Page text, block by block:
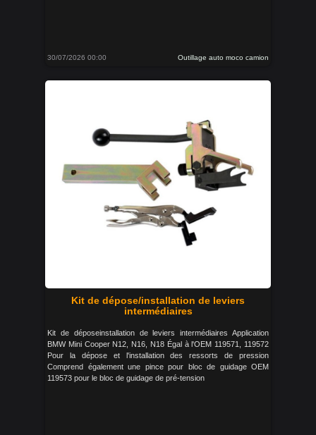
30/07/2026 00:00 Outillage auto moco camion
Kit de dépose/installation de leviers
intermédiaires
Kit de déposeinstallation de leviers intermédiaires Application
BMW Mini Cooper N12, N16, N18 Égal à l'OEM 119571, 119572
Pour la dépose et l'installation des ressorts de pression
Comprend également une pince pour bloc de guidage OEM
119573 pour le bloc de guidage de pré-tension